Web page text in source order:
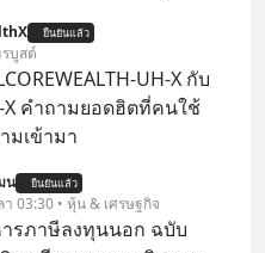
เพราะนอกจากจะช่วยลด
แล้ว ยังเป็นโอกาสในการ
ะยะยาว แต่น้อยคน
รดู ตรงไหน ทำอย่างไร ถึง
ล้วเราควรรู้ข้อมูลอะไร
บ้าง เพื่อให้นำไปใช้ต่อได้
ยืนยันแล้ว
บูสต์
UH-X กับ
X คำถามยอดฮิตที่คนใช้
มเข้ามา
น ยืนยันแล้ว
า 03:30 • หุ้น & เศรษฐกิจ
รภาษีลงทุนนอก ฉบับ